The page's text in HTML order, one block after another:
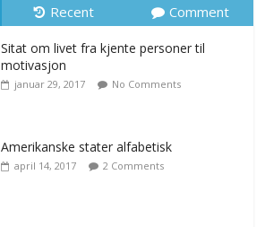
Recent Comment
Sitat om livet fra kjente personer til
motivasjon
januar 29, 2017 No Comments
Amerikanske stater alfabetisk
april 14, 2017 2 Comments